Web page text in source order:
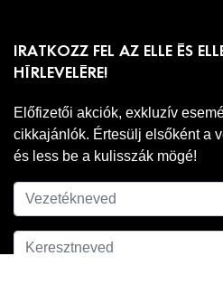
IRATKOZZ FEL AZ ELLE ÉS
HÍRLEVELÉRE!
Előfizetői akciók, exkluzív
cikkajánlók. Értesülj elsőként a
és less be a kulisszák mögé!